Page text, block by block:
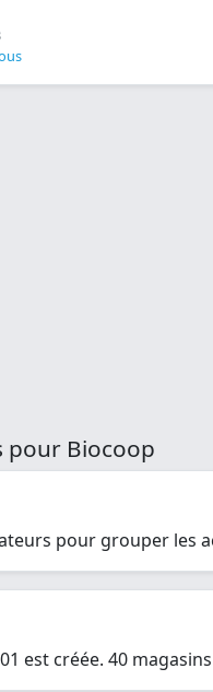
pour Biocoop
pour grouper les
est créée. 40